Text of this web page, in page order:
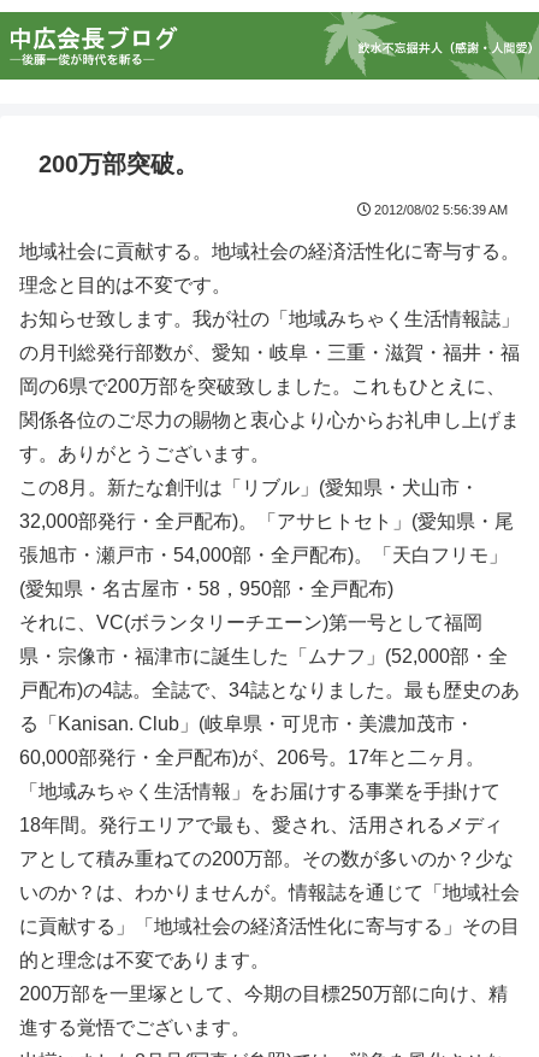
200万部突破。
2012/08/02 5:56:39 AM
地域社会に貢献する。地域社会の経済活性化に寄与する。
理念と目的は不変です。
お知らせ致します。我が社の「地域みちゃく生活情報誌」
の月刊総発行部数が、愛知・岐阜・三重・滋賀・福井・福
岡の6県で200万部を突破致しました。これもひとえに、
関係各位のご尽力の賜物と衷心より心からお礼申し上げま
す。ありがとうございます。
この8月。新たな創刊は「リブル」(愛知県・犬山市・
32,000部発行・全戸配布)。「アサヒトセト」(愛知県・尾
張旭市・瀬戸市・54,000部・全戸配布)。「天白フリモ」
(愛知県・名古屋市・58，950部・全戸配布)
それに、VC(ボランタリーチエーン)第一号として福岡
県・宗像市・福津市に誕生した「ムナフ」(52,000部・全
戸配布)の4誌。全誌で、34誌となりました。最も歴史のあ
る「Kanisan. Club」(岐阜県・可児市・美濃加茂市・
60,000部発行・全戸配布)が、206号。17年と二ヶ月。
「地域みちゃく生活情報」をお届けする事業を手掛けて
18年間。発行エリアで最も、愛され、活用されるメディ
アとして積み重ねての200万部。その数が多いのか？少な
いのか？は、わかりませんが。情報誌を通じて「地域社会
に貢献する」「地域社会の経済活性化に寄与する」その目
的と理念は不変であります。
200万部を一里塚として、今期の目標250万部に向け、精
進する覚悟でございます。